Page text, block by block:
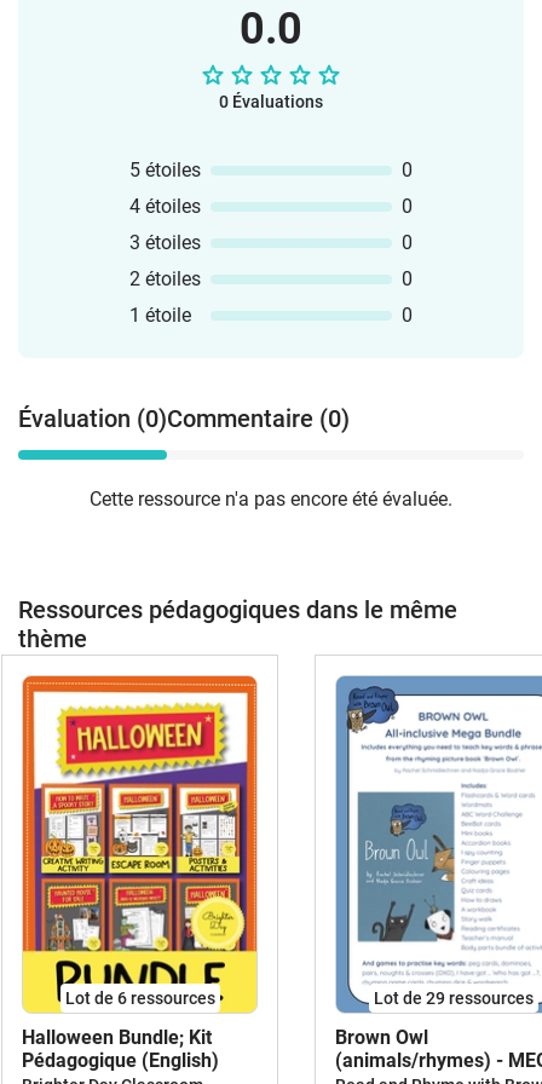
en classe !L’équipe vlamingo
0.0
0 Évaluations
5 étoiles
0
4 étoiles
0
3 étoiles
0
2 étoiles
0
1 étoile
0
Évaluation (0)Commentaire (0)
Cette ressource n'a pas encore été évaluée.
Ressources pédagogiques dans le même
thème
Lot de 6 ressources
Halloween Bundle; Kit
Pédagogique (English)
Lot de 29 ressources
Brown Owl
(animals/rhymes) -